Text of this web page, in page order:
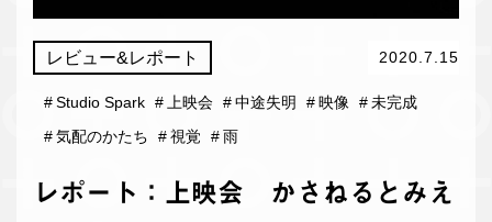
レビュー&レポート
#Studio Spark # 上映会 #中途失明 #映像 #未完成
#気配のかたち #視覚 #雨
2020.7.15
レポート：上映会 かさねるとみえ